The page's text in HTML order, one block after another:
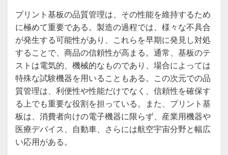
プリント基板の品質管理は、その性能を維持するため
に極めて重要である。製造の過程では、様々な不具合
が発生する可能性があり、これらを早期に発見し対処
することで、商品の信頼性が高まる。通常、基板のテ
ストは電気的、機械的なものであり、場合によっては
特殊な試験機器を用いることもある。この次元での品
質管理は、利便性や性能だけでなく、信頼性を確保す
る上でも重要な役割を担っている。また、プリント基
板は、消費者向けの電子機器に限らず、産業用機器や
医療デバイス、自動車、さらには航空宇宙分野と幅広
い応用がある。